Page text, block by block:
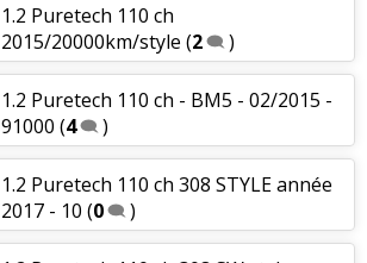
1.2 Puretech 110 ch
2015/20000km/style (2 )
1.2 Puretech 110 ch - BM5 - 02/2015 -
91000 (4 )
1.2 Puretech 110 ch 308 STYLE année
2017 - 10 (0 )